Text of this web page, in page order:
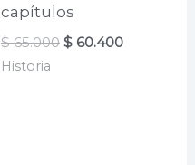
capítulos
$65.000 El
$ 60.400El
Historia